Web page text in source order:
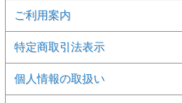
ご利用案内
特定商取引法表示
個人情報の取扱い